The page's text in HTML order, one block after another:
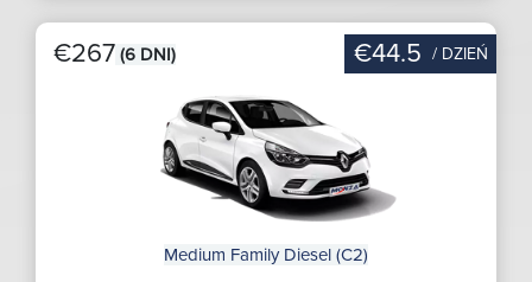
€267 (6 DNI) €44.5 / DZIEŃ
Medium Family Diesel (C2)